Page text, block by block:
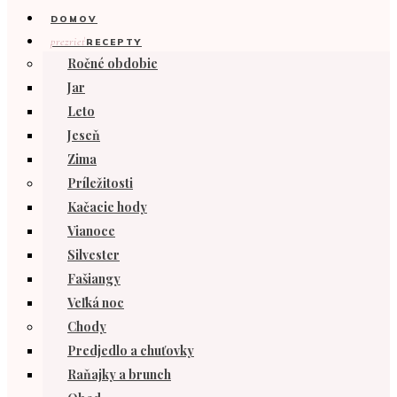
DOMOV
prezrieťRECEPTY
Ročné obdobie
Jar
Leto
Jeseň
Zima
Príležitosti
Kačacie hody
Vianoce
Silvester
Fašiangy
Veľká noc
Chody
Predjedlo a chuťovky
Raňajky a brunch